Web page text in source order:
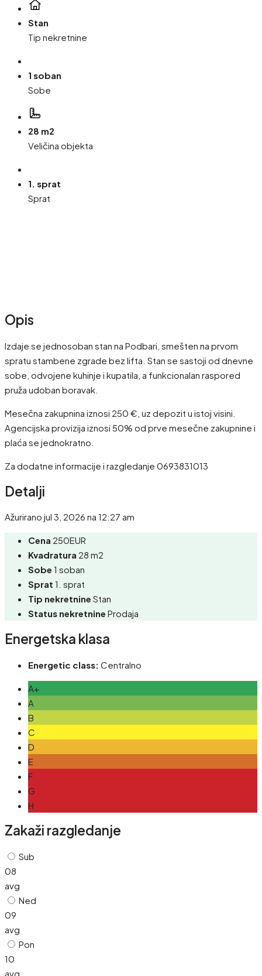
Stan
Tip nekretnine
1 soban
Sobe
28 m2
Veličina objekta
1. sprat
Sprat
Opis
Izdaje se jednosoban stan na Podbari, smešten na prvom
spratu stambene zgrade bez lifta. Stan se sastoji od dnevne
sobe, odvojene kuhinje i kupatila, a funkcionalan raspored
pruža udoban boravak.
Mesečna zakupnina iznosi 250 €, uz depozit u istoj visini.
Agencijska provizija iznosi 50% od prve mesečne zakupnine i
plaća se jednokratno.
Za dodatne informacije i razgledanje 0693831013
Detalji
Ažurirano jul 3, 2026 na 12:27 am
Cena 250EUR
Kvadratura 28 m2
Sobe 1 soban
Sprat 1. sprat
Tip nekretnine Stan
Status nekretnine Prodaja
Energetska klasa
Energetic class: Centralno
A+
A
B
C
D
E
F
G
H
Zakaži razgledanje
Sub
08
avg
Ned
09
avg
Pon
10
avg